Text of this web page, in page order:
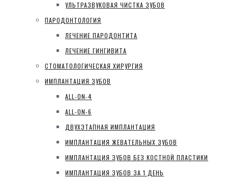
УЛЬТРАЗВУКОВАЯ ЧИСТКА ЗУБОВ
ПАРОДОНТОЛОГИЯ
ЛЕЧЕНИЕ ПАРОДОНТИТА
ЛЕЧЕНИЕ ГИНГИВИТА
СТОМАТОЛОГИЧЕСКАЯ ХИРУРГИЯ
ИМПЛАНТАЦИЯ ЗУБОВ
ALL-ON-4
ALL-ON-6
ДВУХЭТАПНАЯ ИМПЛАНТАЦИЯ
ИМПЛАНТАЦИЯ ЖЕВАТЕЛЬНЫХ ЗУБОВ
ИМПЛАНТАЦИЯ ЗУБОВ БЕЗ КОСТНОЙ ПЛАСТИКИ
ИМПЛАНТАЦИЯ ЗУБОВ ЗА 1 ДЕНЬ